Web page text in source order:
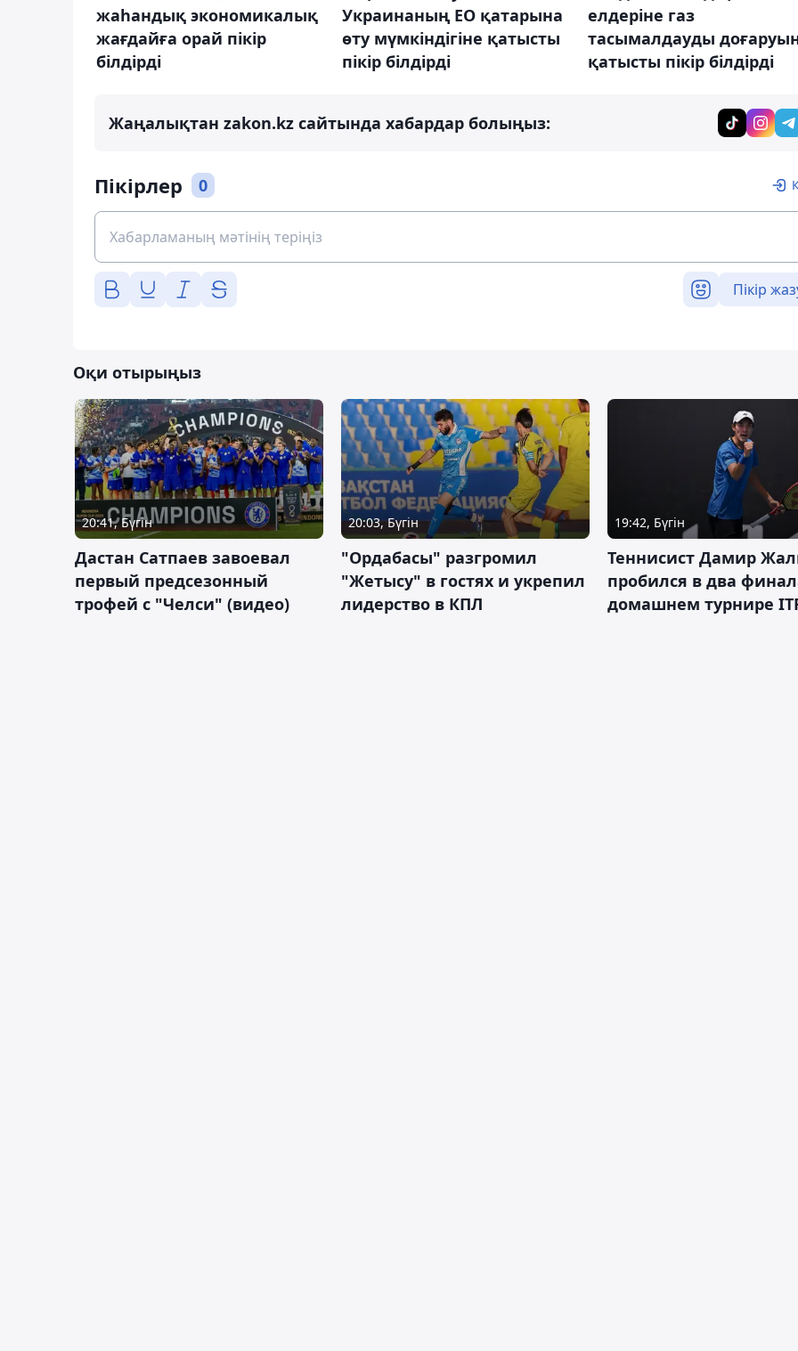
жаһандық экономикалық
жағдайға орай пікір
білдірді
Украинаның ЕО қатарына
өту мүмкіндігіне қатысты
пікір білдірді
елдеріне газ
тасымалдауды
қатысты пікір білдірді
Жаңалықтан zakon.kz сайтында хабардар болыңыз:
Пікірлер 0
Пікір
Оқи отырыңыз
20:41, Бүгін
Дастан Сатпаев завоевал
первый предсезонный
трофей с "Челси" (видео)
20:03, Бүгін
"Ордабасы" разгромил
"Жетысу" в гостях и укрепил
лидерство в КПЛ
19:42, Бүгін
Теннисист Дамир
пробился в два
домашнем турнире